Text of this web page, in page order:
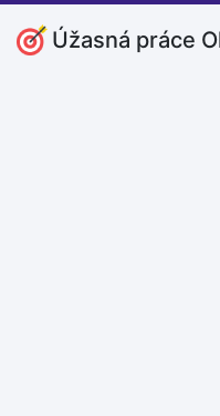
Úžasná práce